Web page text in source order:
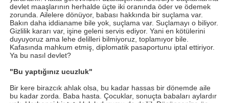
devlet maaşlarının herhalde üçte iki oranında öder ve ödemek
zorunda. Ailelere dönüyor, babası hakkında bir suçlama var.
Bakın daha iddianame bile yok, suçlama var. Suçlamayı o biliyor.
Gizlilik kararı var, işine geleni servis ediyor. Yani en kötülerini
duyuyoruz ama lehe delilleri bilmiyoruz, toplamıyor bile.
Kafasında mahkum etmiş, diplomatik pasaportunu iptal ettiriyor.
Ya bu nasıl devlet?
"Bu yaptığınız ucuzluk"
Bir kere birazcık ahlak olsa, bu kadar hassas bir dönemde aile
bu kadar zorda. Baba hasta. Çocuklar, sonuçta babaları aylardır